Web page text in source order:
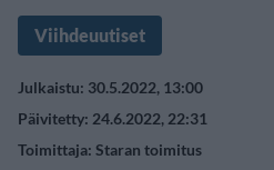
Viihdeuutiset
Julkaistu: 30.5.2022, 13:00
Päivitetty: 24.6.2022, 22:31
Toimittaja: Staran toimitus